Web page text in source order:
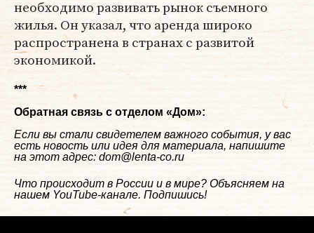
необходимо развивать рынок съемного
жилья. Он указал, что аренда широко
распространена в странах с развитой
экономикой.
***
Обратная связь с отделом «Дом»:
Если вы стали свидетелем важного события, у вас
есть новость или идея для материала, напишите
на этот адрес: dom@lenta-co.ru
Что происходит в России и в мире? Объясняем на
нашем YouTube-канале. Подпишись!